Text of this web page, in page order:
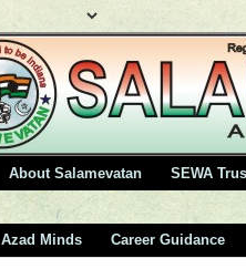
About Salamevatan SEWA
Azad Minds Career Guidance